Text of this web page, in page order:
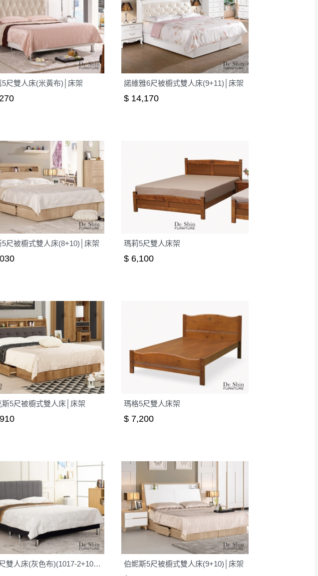
5尺雙人床(米黃布)│床架 諾維雅6尺被櫥式雙人床(9+11)│床架
$ 14,170
5尺被櫥式雙人床(8+10)│床架 瑪莉5尺雙人床架
$ 6,100
斯5尺被櫥式雙人床│床架 瑪格5尺雙人床架
$ 7,200
多琳5尺雙人床(灰色布)(1017-2+1004)│床架 伯妮斯5尺被櫥式雙人床(9+10)│床架